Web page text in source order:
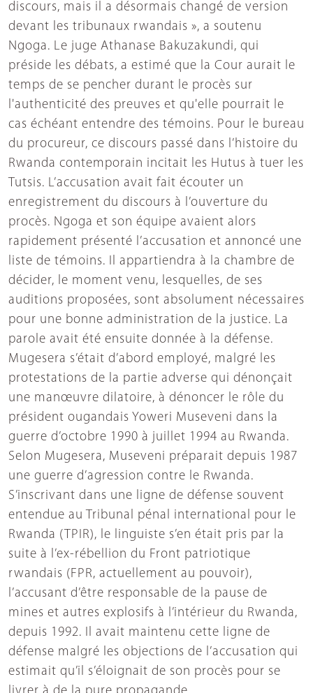
discours, mais il a désormais changé de version
devant les tribunaux rwandais », a soutenu
Ngoga. Le juge Athanase Bakuzakundi, qui
préside les débats, a estimé que la Cour aurait le
temps de se pencher durant le procès sur
l'authenticité des preuves et qu'elle pourrait le
cas échéant entendre des témoins. Pour le bureau
du procureur, ce discours passé dans l’histoire du
Rwanda contemporain incitait les Hutus à tuer les
Tutsis. L’accusation avait fait écouter un
enregistrement du discours à l’ouverture du
procès. Ngoga et son équipe avaient alors
rapidement présenté l’accusation et annoncé une
liste de témoins. Il appartiendra à la chambre de
décider, le moment venu, lesquelles, de ses
auditions proposées, sont absolument nécessaires
pour une bonne administration de la justice. La
parole avait été ensuite donnée à la défense.
Mugesera s’était d’abord employé, malgré les
protestations de la partie adverse qui dénonçait
une manœuvre dilatoire, à dénoncer le rôle du
président ougandais Yoweri Museveni dans la
guerre d’octobre 1990 à juillet 1994 au Rwanda.
Selon Mugesera, Museveni préparait depuis 1987
une guerre d’agression contre le Rwanda.
S’inscrivant dans une ligne de défense souvent
entendue au Tribunal pénal international pour le
Rwanda (TPIR), le linguiste s’en était pris par la
suite à l’ex-rébellion du Front patriotique
rwandais (FPR, actuellement au pouvoir),
l’accusant d’être responsable de la pause de
mines et autres explosifs à l’intérieur du Rwanda,
depuis 1992. Il avait maintenu cette ligne de
défense malgré les objections de l’accusation qui
estimait qu’il s’éloignait de son procès pour se